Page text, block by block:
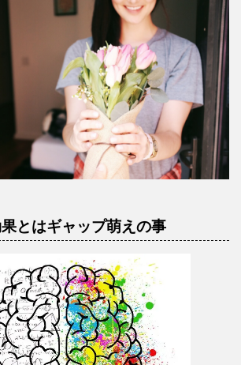
とはギャップ萌えの事